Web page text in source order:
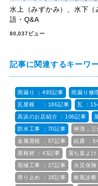
水上（みずかみ）、水下
語・Q&A
80,037ビュー
記事に関連するキーワ
雨漏り ：493記事 雨漏り修
瓦屋根 ：186記事 瓦 ：
高浜のお店紹介 ：106記事
防水工事 ：70記事 神清，
金属屋根 ：57記事 結露 ：
屋根材 ：43記事 落ち葉よ
雨樋工事 ：27記事 火災保
滑り止め ：18記事 耐風診